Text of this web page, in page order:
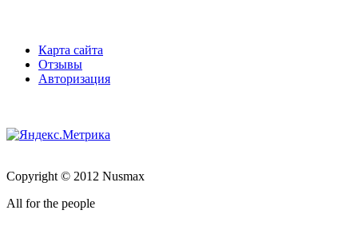
Карта сайта
Отзывы
Авторизация
Copyright © 2012 Nusmax
All for the people